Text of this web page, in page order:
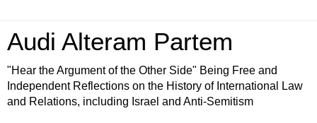
Audi Alteram Partem
"Hear the Argument of the Other Side" Being Free and
Independent Reflections on the History of International Law
and Relations, including Israel and Anti-Semitism